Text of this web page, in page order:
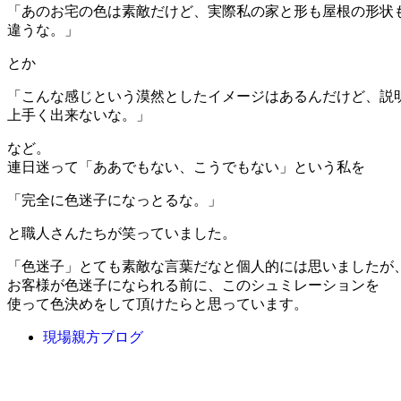
「あのお宅の色は素敵だけど、実際私の家と形も屋根の形状
違うな。」
とか
「こんな感じという漠然としたイメージはあるんだけど、説
上手く出来ないな。」
など。
連日迷って「ああでもない、こうでもない」という私を
「完全に色迷子になっとるな。」
と職人さんたちが笑っていました。
「色迷子」とても素敵な言葉だなと個人的には思いましたが、
お客様が色迷子になられる前に、このシュミレーションを
使って色決めをして頂けたらと思っています。
現場親方ブログ